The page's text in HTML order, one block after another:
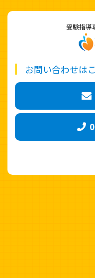
受験指導
お問い合わせは